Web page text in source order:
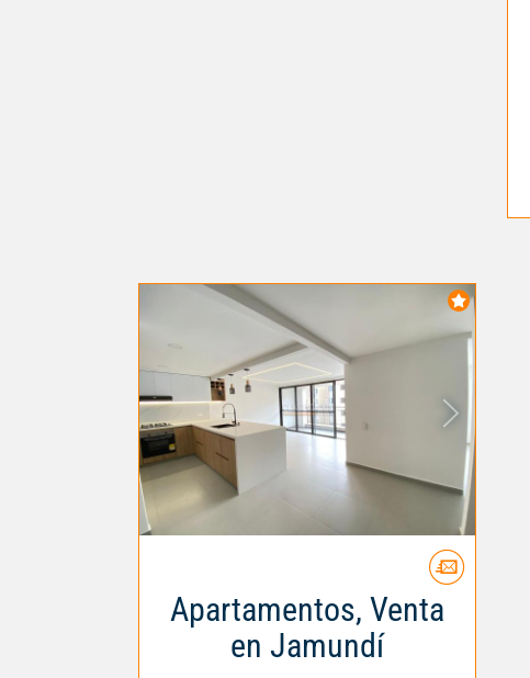
Apartamentos, Venta
en Jamundí